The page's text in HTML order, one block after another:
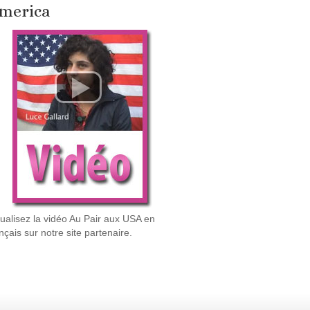
la vidéo Au Pair aux USA en
sur notre site partenaire.